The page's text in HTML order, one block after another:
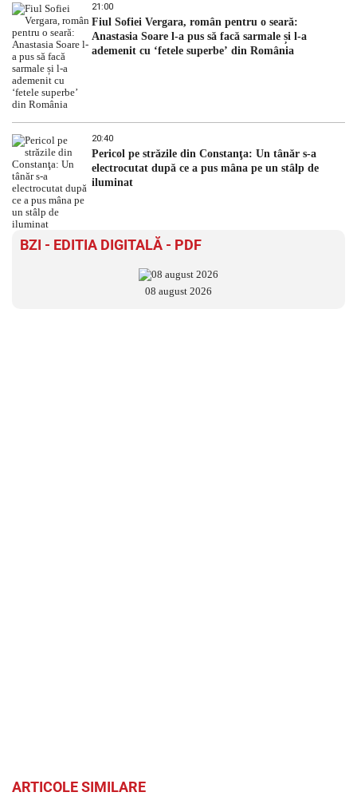
21:00
Fiul Sofiei Vergara, român pentru o seară:
Anastasia Soare l-a pus să facă sarmale și l-a
ademenit cu ‘fetele superbe’ din România
20:40
Pericol pe străzile din Constanţa: Un tânăr s-a
electrocutat după ce a pus mâna pe un stâlp de
iluminat
BZI - EDITIA DIGITALĂ - PDF
08 august 2026
ARTICOLE SIMILARE